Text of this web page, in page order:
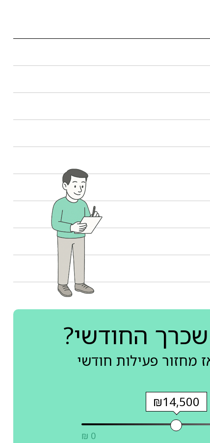
החודשי?
מחזור פעילות חודשי
₪14,500
₪ 0